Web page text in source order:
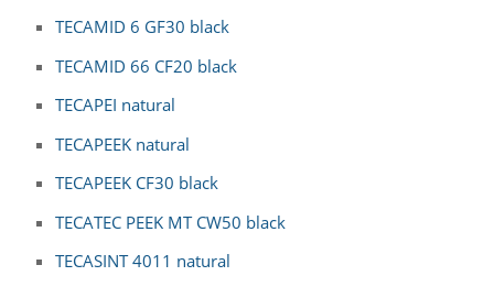
TECAMID 6 GF30 black
TECAMID 66 CF20 black
TECAPEI natural
TECAPEEK natural
TECAPEEK CF30 black
TECATEC PEEK MT CW50 black
TECASINT 4011 natural